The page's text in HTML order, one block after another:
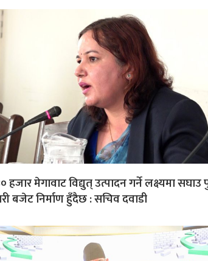
हजार मेगावाट विद्युत् उत्पादन गर्ने लक्ष्यमा सघाउ
बजेट निर्माण हुँदैछ : सचिव दवाडी